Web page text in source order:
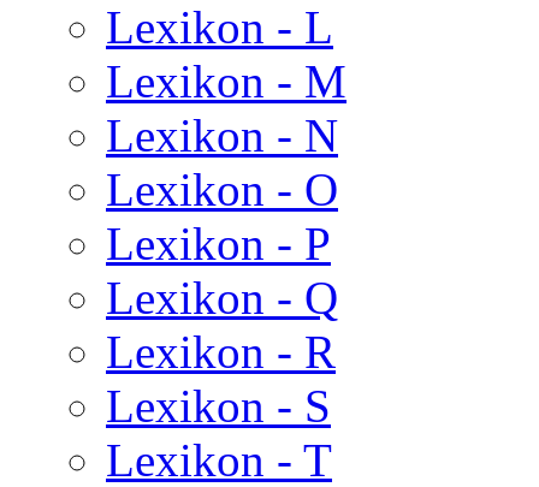
Lexikon - L
Lexikon - M
Lexikon - N
Lexikon - O
Lexikon - P
Lexikon - Q
Lexikon - R
Lexikon - S
Lexikon - T